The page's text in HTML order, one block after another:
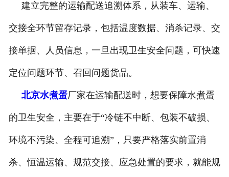
建立完整的运输配送追溯体系，从装车、运输、
交接全环节留存记录，包括温度数据、消杀记录、交
接单据、人员信息，一旦出现卫生安全问题，可快速
定位问题环节、召回问题货品。
北京水煮蛋厂家在运输配送时，想要保障水煮蛋
的卫生安全，主要在于“冷链不中断、包装不破损、
环境不污染、全程可追溯”，只要严格落实前置消
杀、恒温运输、规范交接、应急处置的要求，就能规